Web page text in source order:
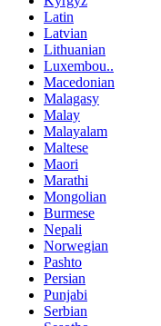
Latin
Latvian
Lithuanian
Luxembou..
Macedonian
Malagasy
Malay
Malayalam
Maltese
Maori
Marathi
Mongolian
Burmese
Nepali
Norwegian
Pashto
Persian
Punjabi
Serbian